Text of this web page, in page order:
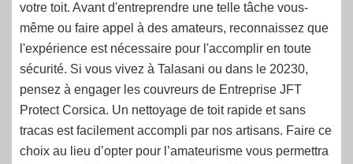
votre toit. Avant d'entreprendre une telle tâche vous-
même ou faire appel à des amateurs, reconnaissez que
l'expérience est nécessaire pour l'accomplir en toute
sécurité. Si vous vivez à Talasani ou dans le 20230,
pensez à engager les couvreurs de Entreprise JFT
Protect Corsica. Un nettoyage de toit rapide et sans
tracas est facilement accompli par nos artisans. Faire ce
choix au lieu d’opter pour l’amateurisme vous permettra